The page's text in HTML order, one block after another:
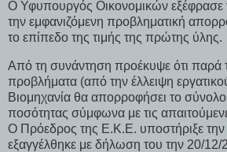
Ο Υφυπουργός Οικονομικών εξέφρασε
την εμφανιζόμενη προβληματική
το επίπεδο της τιμής της πρώτης ύλης.
Από τη συνάντηση προέκυψε ότι παρά
προβλήματα (από την έλλειψη
Βιομηχανία θα απορροφήσει το σύνολο
ποσότητας σύμφωνα με τις
Ο Πρόεδρος της Ε.Κ.Ε. υποστήριξε την
εξαγγέλθηκε με δήλωση του την 20/